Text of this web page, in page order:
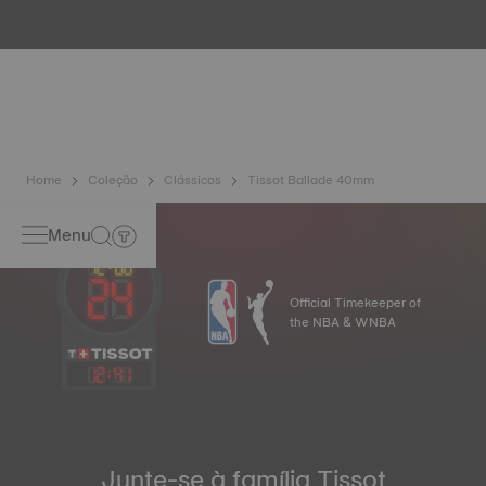
Home Coleção Clássicos Tissot Ballade 40mm
Menu
12:41
Official Timekeeper of
the NBA & WNBA